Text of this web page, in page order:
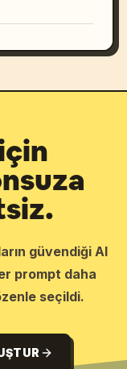
güvendiği AI
prompt daha
seçildi.